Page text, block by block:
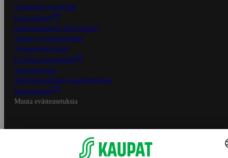
S-Business yrityksille
Oiva-raportit
Osuuskauppojen yhteystiedot
Tilaus- ja toimitusehdot
Tietosuojakäytäntö
Palvelun käyttöehdot
Saavutettavuus
Mobiilisovelluksen saavutettavuus
Mainostajalle
Muuta evästeasetuksia
S-ryhmän palvelut